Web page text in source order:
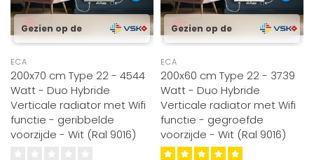
Gezien op de
ECA
200x70 cm Type 22 - 4544
Watt - Duo Hybride
Verticale radiator met Wifi
functie - geribbelde
voorzijde - Wit (Ral 9016)
Gezien op de
ECA
200x60 cm Type 22 - 3739
Watt - Duo Hybride
Verticale radiator met Wifi
functie - gegroefde
voorzijde - Wit (Ral 9016)